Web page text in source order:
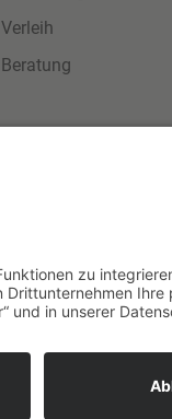
Verleih
Beratung